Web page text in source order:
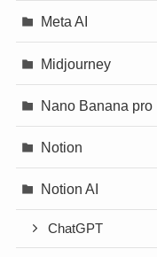
Meta AI
Midjourney
Nano Banana pro
Notion
Notion AI
ChatGPT